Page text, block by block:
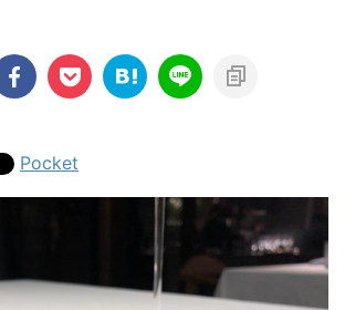
Pocket